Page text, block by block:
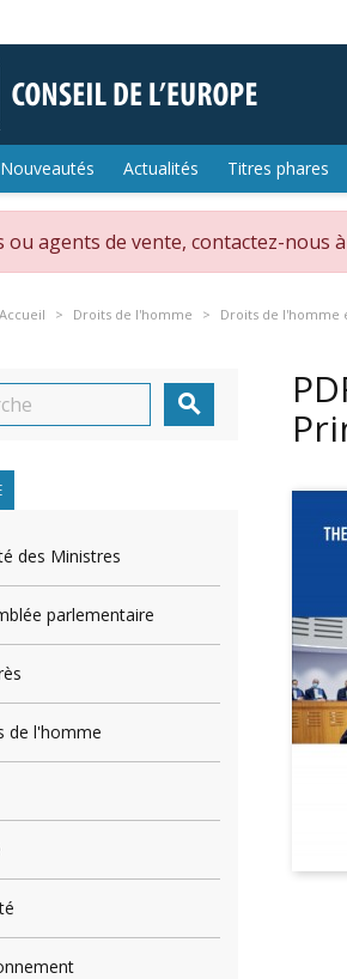
Nouveautés Actualités Titres phares
ou agents de vente, contactez-nous à
Accueil Droits de l'homme Droits de l'homme

des Ministres
parlementaire
de l'homme